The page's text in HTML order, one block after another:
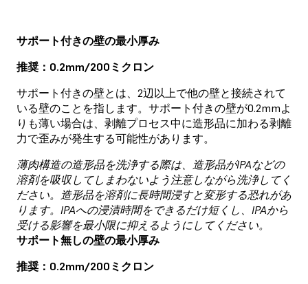
サポート付きの壁の最小厚み
推奨：0.2mm/200ミクロン
サポート付きの壁とは、2辺以上で他の壁と接続されて
いる壁のことを指します。サポート付きの壁が0.2mmよ
りも薄い場合は、剥離プロセス中に造形品に加わる剥離
力で歪みが発生する可能性があります。
薄肉構造の造形品を洗浄する際は、造形品がIPAなどの
溶剤を吸収してしまわないよう注意しながら洗浄してく
ださい。造形品を溶剤に長時間浸すと変形する恐れがあ
ります。IPAへの浸漬時間をできるだけ短くし、IPAから
受ける影響を最小限に抑えるようにしてください。
サポート無しの壁の最小厚み
推奨：0.2mm/200ミクロン